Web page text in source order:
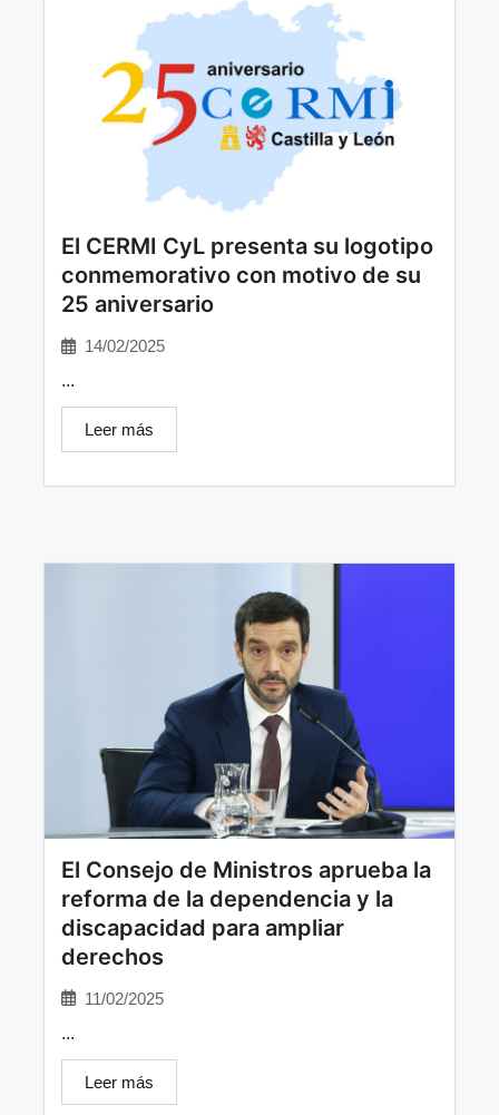
El CERMI CyL presenta su logotipo
conmemorativo con motivo de su
25 aniversario
14/02/2025
...
Leer más
El Consejo de Ministros aprueba la
reforma de la dependencia y la
discapacidad para ampliar
derechos
11/02/2025
...
Leer más